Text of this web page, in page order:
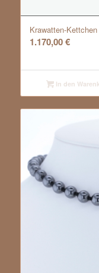
Krawatten-
1.170,00€
In den